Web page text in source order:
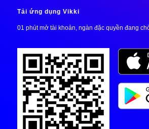
Tải ứng dụng Vikki
01 phút mở tài khoản, ngàn đặc quyền đang